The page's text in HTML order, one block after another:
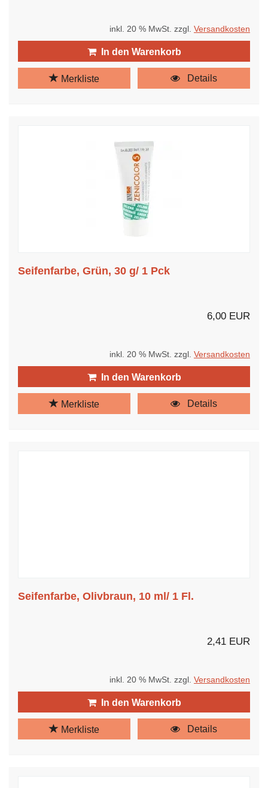
inkl. 20 % MwSt. zzgl. Versandkosten
In den Warenkorb
Merkliste Details
Seifenfarbe, Grün, 30 g/ 1 Pck
6,00 EUR
inkl. 20 % MwSt. zzgl. Versandkosten
In den Warenkorb
Merkliste Details
Seifenfarbe, Olivbraun, 10 ml/ 1 Fl.
2,41 EUR
inkl. 20 % MwSt. zzgl. Versandkosten
In den Warenkorb
Merkliste Details